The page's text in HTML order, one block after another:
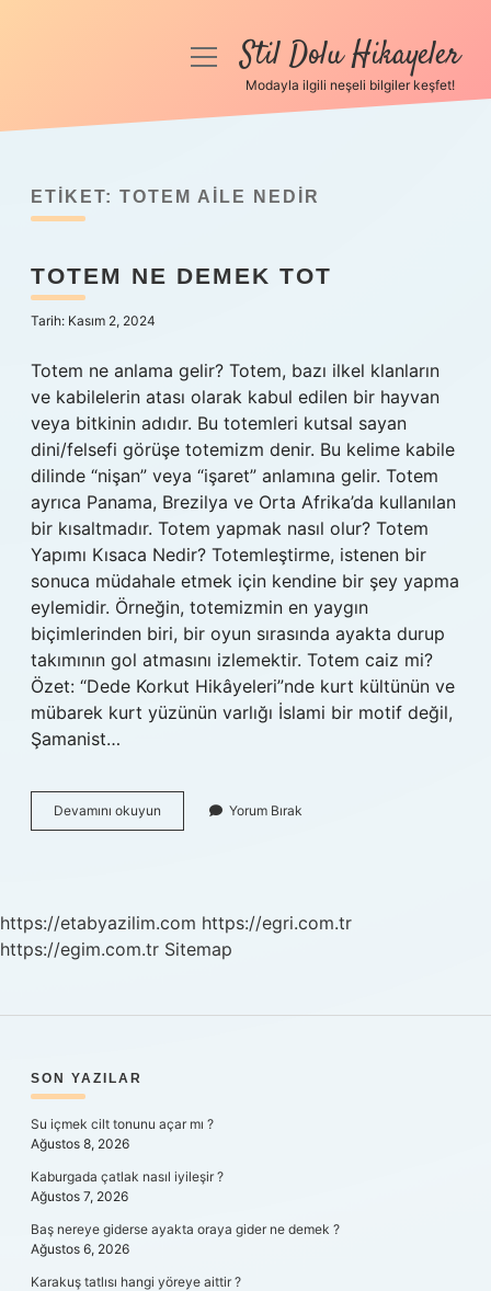
Anasayfa
Yasal Uyarı
Hakkımızda
menüyüStil Dolu Hikayeler
Modayla ilgili neşeli bilgiler keşfet!
ETIKET: TOTEM AILE NEDIR
TOTEM NE DEMEK TOT
Tarih: Kasım 2, 2024
Totem ne anlama gelir? Totem, bazı ilkel klanların
ve kabilelerin atası olarak kabul edilen bir hayvan
veya bitkinin adıdır. Bu totemleri kutsal sayan
dini/felsefi görüşe totemizm denir. Bu kelime kabile
dilinde “nişan” veya “işaret” anlamına gelir. Totem
ayrıca Panama, Brezilya ve Orta Afrika’da kullanılan
bir kısaltmadır. Totem yapmak nasıl olur? Totem
Yapımı Kısaca Nedir? Totemleştirme, istenen bir
sonuca müdahale etmek için kendine bir şey yapma
eylemidir. Örneğin, totemizmin en yaygın
biçimlerinden biri, bir oyun sırasında ayakta durup
takımının gol atmasını izlemektir. Totem caiz mi?
Özet: “Dede Korkut Hikâyeleri”nde kurt kültünün ve
mübarek kurt yüzünün varlığı İslami bir motif değil,
Şamanist…
Devamını okuyun
Ne
Yorum Bırak
https://etabyazilim.com https://egri.com.tr
https://egim.com.tr Sitemap
SIDEBAR
SON YAZILAR
Su içmek cilt tonunu açar mı ?
Ağustos 8, 2026
Kaburgada çatlak nasıl iyileşir ?
Ağustos 7, 2026
Baş nereye giderse ayakta oraya gider ne demek ?
Ağustos 6, 2026
Karakuş tatlısı hangi yöreye aittir ?